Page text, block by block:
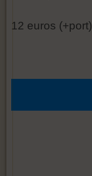
12 euros (+port)